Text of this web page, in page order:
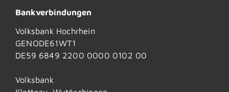
Bankverbindungen
Volksbank Hochrhein
GENODE61WT1
DE59 6849 2200 0000 0102 00
Volksbank